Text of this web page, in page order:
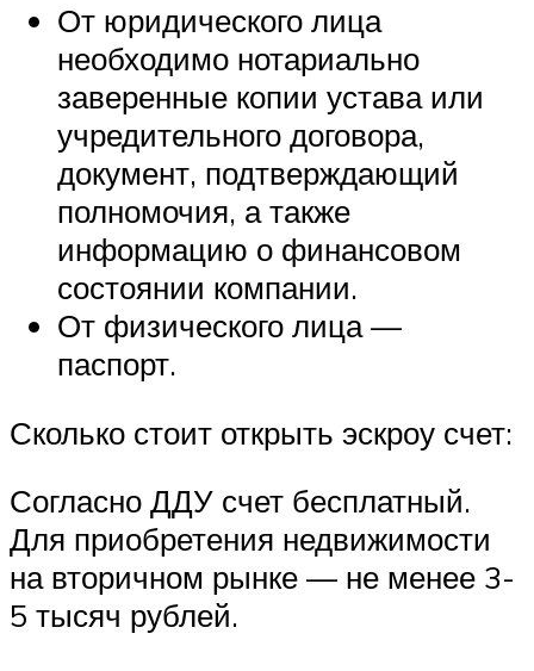
От юридического лица
необходимо нотариально
заверенные копии устава или
учредительного договора,
документ, подтверждающий
полномочия, а также
информацию о финансовом
состоянии компании.
От физического лица —
паспорт.
Сколько стоит открыть эскроу счет:
Согласно ДДУ счет бесплатный.
Для приобретения недвижимости
на вторичном рынке — не менее 3-
5 тысяч рублей.